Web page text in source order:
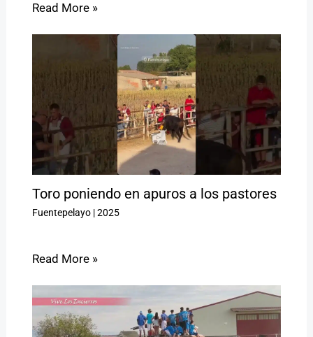
Read More »
Toro poniendo en apuros a los pastores
Fuentepelayo|2025
Read More »